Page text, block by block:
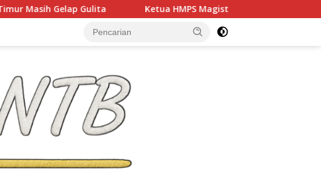
Ketua HMPS Magister PKO UNDIKMA Soroti Ketidaketisan Ketua